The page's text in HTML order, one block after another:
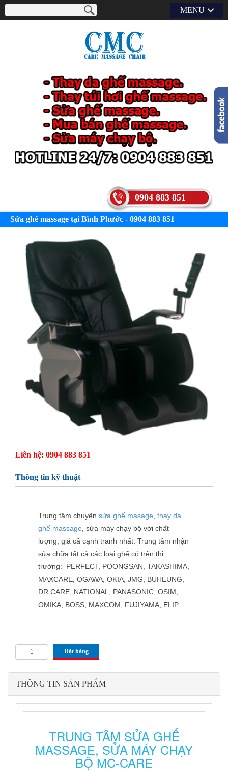
MENU
0904 883 851
Sửa ghế massage tại Bình Phước - 0904 883 851
Liên hệ: 0904 883 851
Thông tin kỹ thuật
Trung tâm chuyên sửa ghế masage thay da
ghế massage , sửa máy chạy bộ với chất
lượng, giá cả cạnh tranh nhất. Trung tâm nhận
sửa chữa tất cả các loại ghế có trên thi
trường: PERFECT, POONGSAN, TAKASHIMA,
MAXCARE, OGAWA, OKIA, JMG, BUHEUNG,
DR.CARE, NATIONAL, PANASONIC, OSIM,
OMIKA, BOSS, MAXCOM, FUJIYAMA, ELIP....
Đặt hàng
THÔNG TIN SẢN PHẨM
TRUNG TÂM SỬA GHẾ
MASSAGE, SỬA MÁY CHẠY
BỘ MC-CARE